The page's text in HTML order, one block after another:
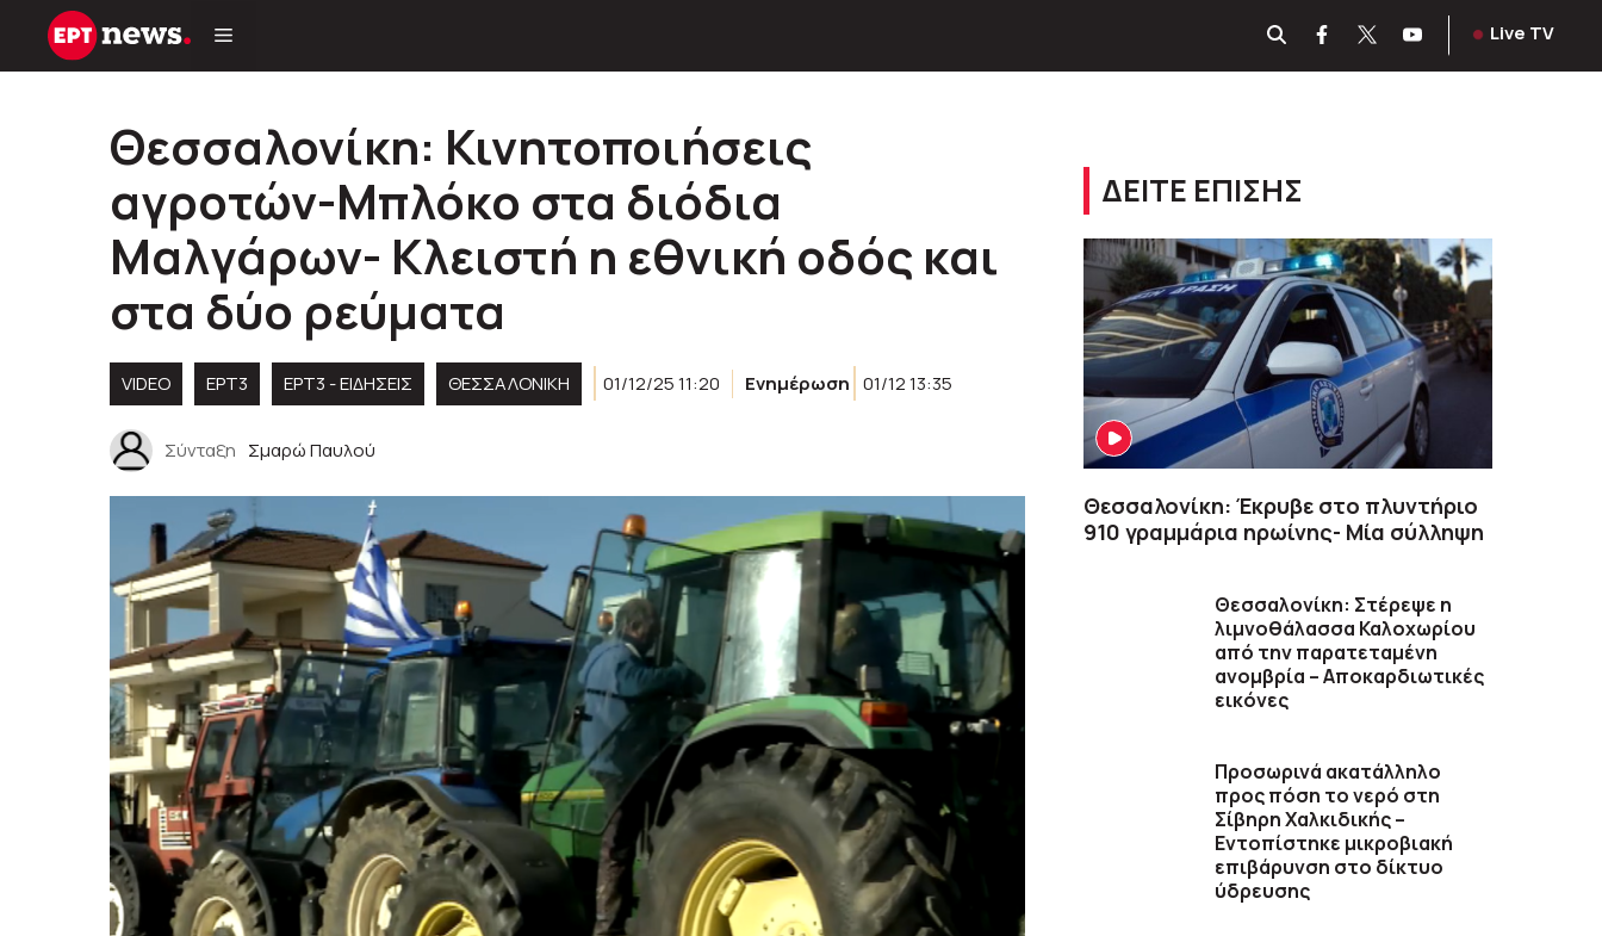
Μετάβαση
Live TV
Θεσσαλονίκη: Κινητοποιήσεις
αγροτών-Μπλόκο στα διόδια
Μαλγάρων- Κλειστή η εθνική οδός και
στα δύο ρεύματα
VIDEO ΕΡΤ3 ΕΡΤ3 - ΕΙΔΉΣΕΙΣ ΘΕΣΣΑΛΟΝΙΚΗ 01/12/25 11:20 Ενημέρωση 01/12 13:35
Σύνταξη Σμαρώ Παυλού
ΔΕΙΤΕ ΕΠΙΣΗΣ
Θεσσαλονίκη: Έκρυβε στο πλυντήριο
910 γραμμάρια ηρωίνης- Μία σύλληψη
Θεσσαλονίκη: Στέρεψε η
λιμνοθάλασσα Καλοχωρίου
από την παρατεταμένη
ανομβρία – Αποκαρδιωτικές
εικόνες
Προσωρινά ακατάλληλο
προς πόση το νερό στη
Σίβηρη Χαλκιδικής –
Εντοπίστηκε μικροβιακή
επιβάρυνση στο δίκτυο
ύδρευσης